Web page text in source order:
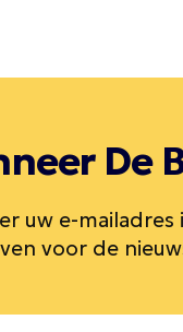
De
uw e-mailadres
voor de